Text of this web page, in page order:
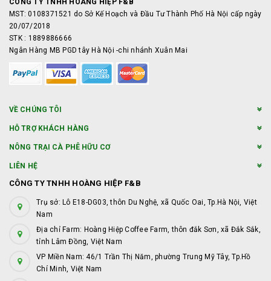
CÔNG TY TNHH HOÀNG HIỆP F&B
MST: 0108371521 do Sở Kế Hoạch và Đầu Tư Thành Phố Hà Nội cấp ngày
20/07/2018
STK : 1889886666
Ngân Hàng MB PGD tây Hà Nội -chi nhánh Xuân Mai
VỀ CHÚNG TÔI
HỖ TRỢ KHÁCH HÀNG
NÔNG TRẠI CÀ PHÊ HỮU CƠ
LIÊN HỆ
CÔNG TY TNHH HOÀNG HIỆP F&B
Trụ sở: Lô E18-DG03, thôn Du Nghệ, xã Quốc Oai, Tp.Hà Nội, Việt
Nam
Địa chỉ Farm: Hoàng Hiệp Coffee Farm, thôn đắk Sơn, xã Đắk Sắk,
tỉnh Lâm Đồng, Việt Nam
VP Miền Nam: 46/1 Trần Thị Năm, phường Trung Mỹ Tây, Tp.Hồ
Chí Minh, Việt Nam